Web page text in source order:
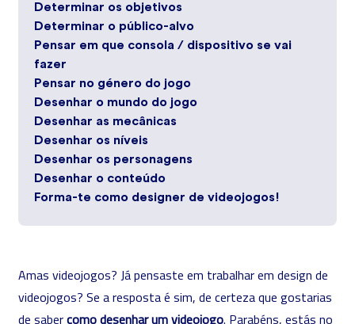
Determinar os objetivos
Determinar o público-alvo
Pensar em que consola / dispositivo se vai
fazer
Pensar no género do jogo
Desenhar o mundo do jogo
Desenhar as mecânicas
Desenhar os níveis
Desenhar os personagens
Desenhar o conteúdo
Forma-te como designer de videojogos!
Amas videojogos? Já pensaste em trabalhar em design de
videojogos? Se a resposta é sim, de certeza que gostarias
de sabercomo desenhar um videojogo. Parabéns, estás no